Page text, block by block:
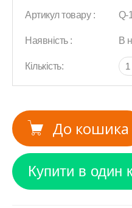
Артикул товару : Q-
Наявність : В
Кількість:
До кошика